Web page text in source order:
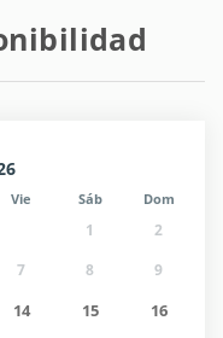
Vie Sáb Dom
1
2
7 8 9
14 15
16